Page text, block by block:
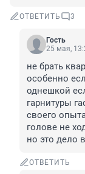
ОТВЕТИТЬ 3
Гость
25 мая,
не брать
особенно
однешкой
гарнитуры
своего
голове не
но это дело
ОТВЕТИТЬ